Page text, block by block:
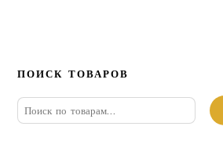
ПОИСК ТОВАРОВ
Искать: